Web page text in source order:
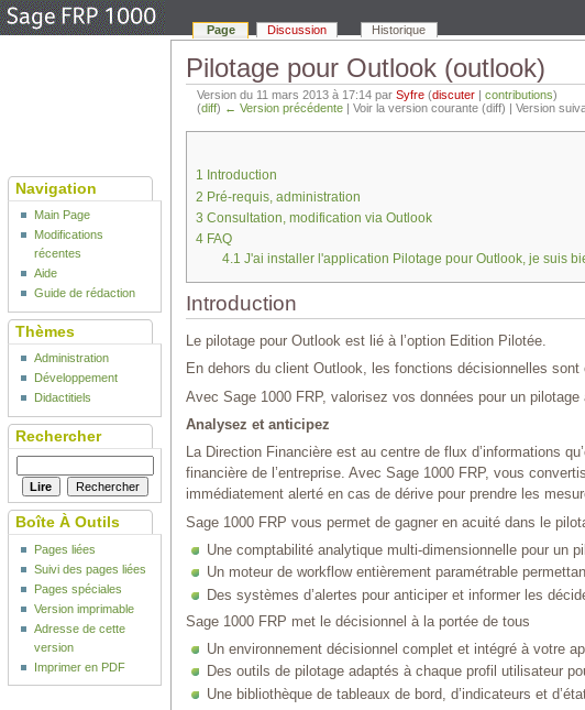
Pilotage pour Outlook (outlook)
Version du 11 mars 2013 à 17:14 parSyfre (discuter |contributions)
(diff) ← Version précédente | Voir la version courante (diff) | Version
1 Introduction
2 Pré-requis, administration
3 Consultation, modification via Outlook
4 FAQ
4.1 J'ai installer l'application Pilotage pour Outlook, je suis
Introduction
Le pilotage pour Outlook est lié à l’option Edition Pilotée.
En dehors du client Outlook, les fonctions décisionnelles
Avec Sage 1000 FRP, valorisez vos données pour un pilotage
Analysez et anticipez
La Direction Financière est au centre de flux d’informations
financière de l’entreprise. Avec Sage 1000 FRP, vous
immédiatement alerté en cas de dérive pour prendre les
Sage 1000 FRP vous permet de gagner en acuité dans le
Une comptabilité analytique multi-dimensionnelle pour un
Un moteur de workflow entièrement paramétrable
Des systèmes d’alertes pour anticiper et informer les
Sage 1000 FRP met le décisionnel à la portée de tous
Un environnement décisionnel complet et intégré à votre
Des outils de pilotage adaptés à chaque profil utilisateur
Une bibliothèque de tableaux de bord, d’indicateurs et
Page Discussion Historique
Navigation
Main Page
Modifications
récentes
Aide
Guide de rédaction
Thèmes
Administration
Développement
Didactitiels
Rechercher
Boîte À Outils
Pages liées
Suivi des pages liées
Pages spéciales
Version imprimable
Adresse de cette
version
Imprimer en PDF